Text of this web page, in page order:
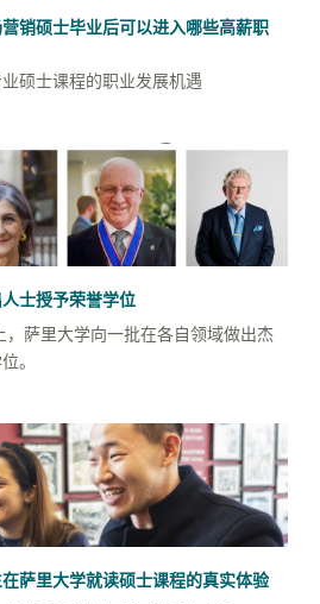
销硕士毕业后可以进入哪些高薪职
硕士课程的职业发展机遇
士授予荣誉学位
萨里大学向一批在各自领域做出杰
。
萨里大学就读硕士课程的真实体验